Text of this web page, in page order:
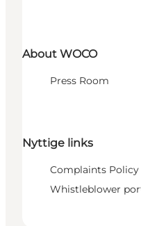
About WOCO
Press Room
Nyttige links
Complaints
Whistleblower